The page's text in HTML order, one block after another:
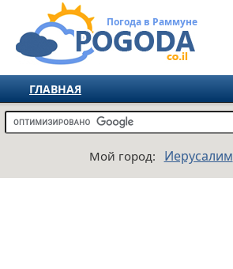
Погода в Раммуне
ГЛАВНАЯ
ИЗРАИЛЬ
ЕВРОПА
Мой город: Иерусалим